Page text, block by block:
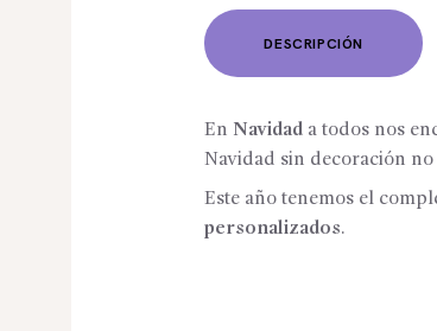
DESCRIPCIÓN
En Navidad a todos nos
Navidad sin decoración no
Este año tenemos el
personalizados.